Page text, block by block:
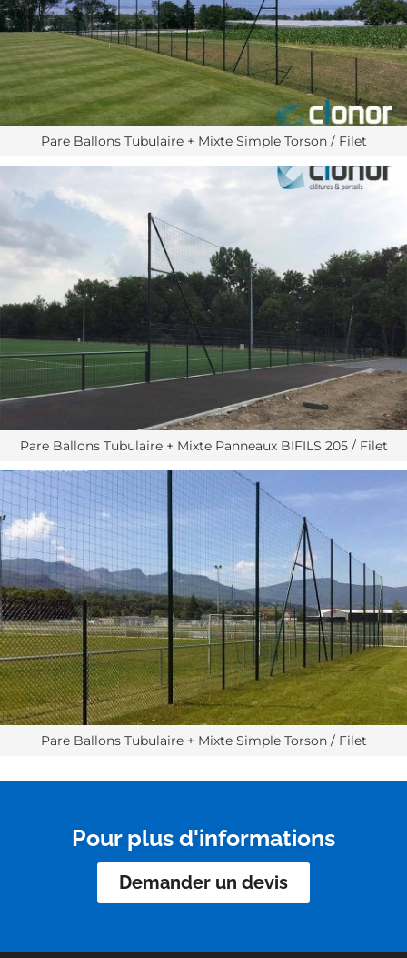
Pare Ballons Tubulaire + Mixte Simple Torson / Filet
Pare Ballons Tubulaire + Mixte Panneaux BIFILS 205 / Filet
Pare Ballons Tubulaire + Mixte Simple Torson / Filet
Pour plus d'informations
Demander un devis